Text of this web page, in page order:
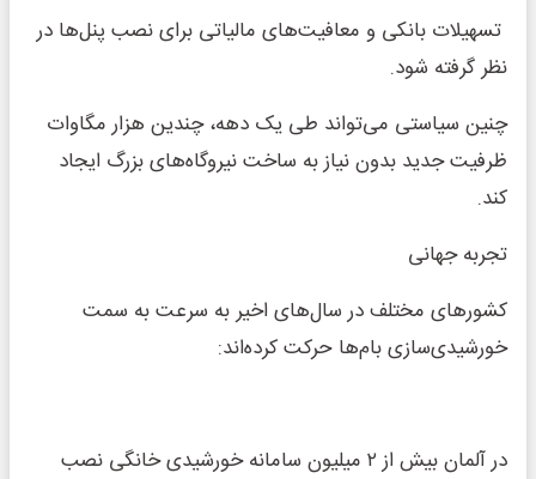
تسهیلات بانکی و معافیت‌های مالیاتی برای نصب پنل‌ها در
نظر گرفته شود.
چنین سیاستی می‌تواند طی یک دهه، چندین هزار مگاوات
ظرفیت جدید بدون نیاز به ساخت نیروگاه‌های بزرگ ایجاد
کند.
تجربه جهانی
کشورهای مختلف در سال‌های اخیر به سرعت به سمت
خورشیدی‌سازی بام‌ها حرکت کرده‌اند:
در آلمان بیش از ۲ میلیون سامانه خورشیدی خانگی نصب